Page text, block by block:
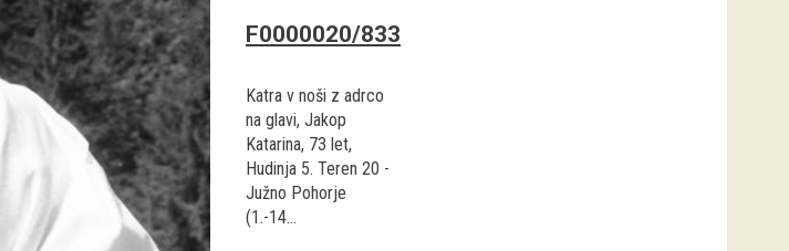
F0000020/833
Katra v noši z adrco
na glavi, Jakop
Katarina, 73 let,
Hudinja 5. Teren 20 -
Južno Pohorje
(1.-14...